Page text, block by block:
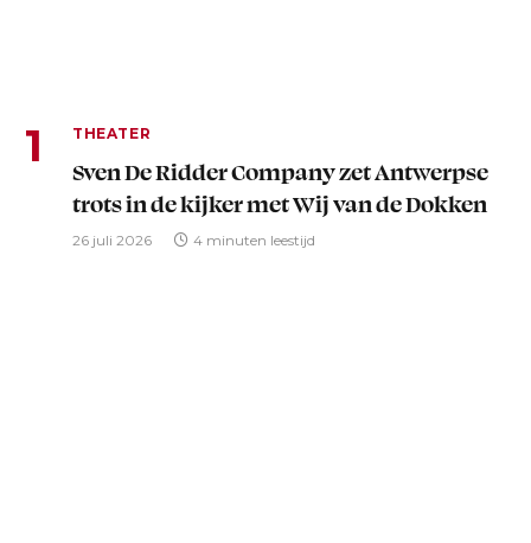
THEATER
Sven De Ridder Company zet Antwerpse
trots in de kijker met Wij van de Dokken
26 juli 2026 4 minuten leestijd